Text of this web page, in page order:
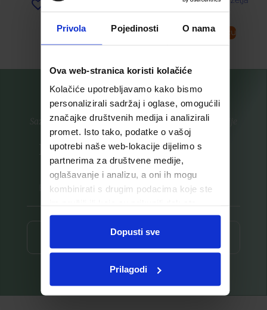
Privola Pojedinosti O nama
Ova web-stranica koristi kolačiće
Kolačiće upotrebljavamo kako bismo
personalizirali sadržaj i oglase, omogućili
značajke društvenih medija i analizirali
promet. Isto tako, podatke o vašoj
upotrebi naše web-lokacije dijelimo s
partnerima za društvene medije,
oglašavanje i analizu, a oni ih mogu
kombinirati s drugim podacima koje ste
upotrebljavali njihove usluge.
Dopusti sve
Prilagodi
Pročitaj više Dodaj u košaricu
Saznajte prvi za nove proizvode i ekskluzivne promocije
Prijavite se na listu za novosti
Prijava ⟶